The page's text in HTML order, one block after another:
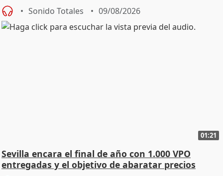
Sonido Totales 09/08/2026
01:21
Sevilla encara el final de año con 1.000 VPO
entregadas y el objetivo de abaratar precios